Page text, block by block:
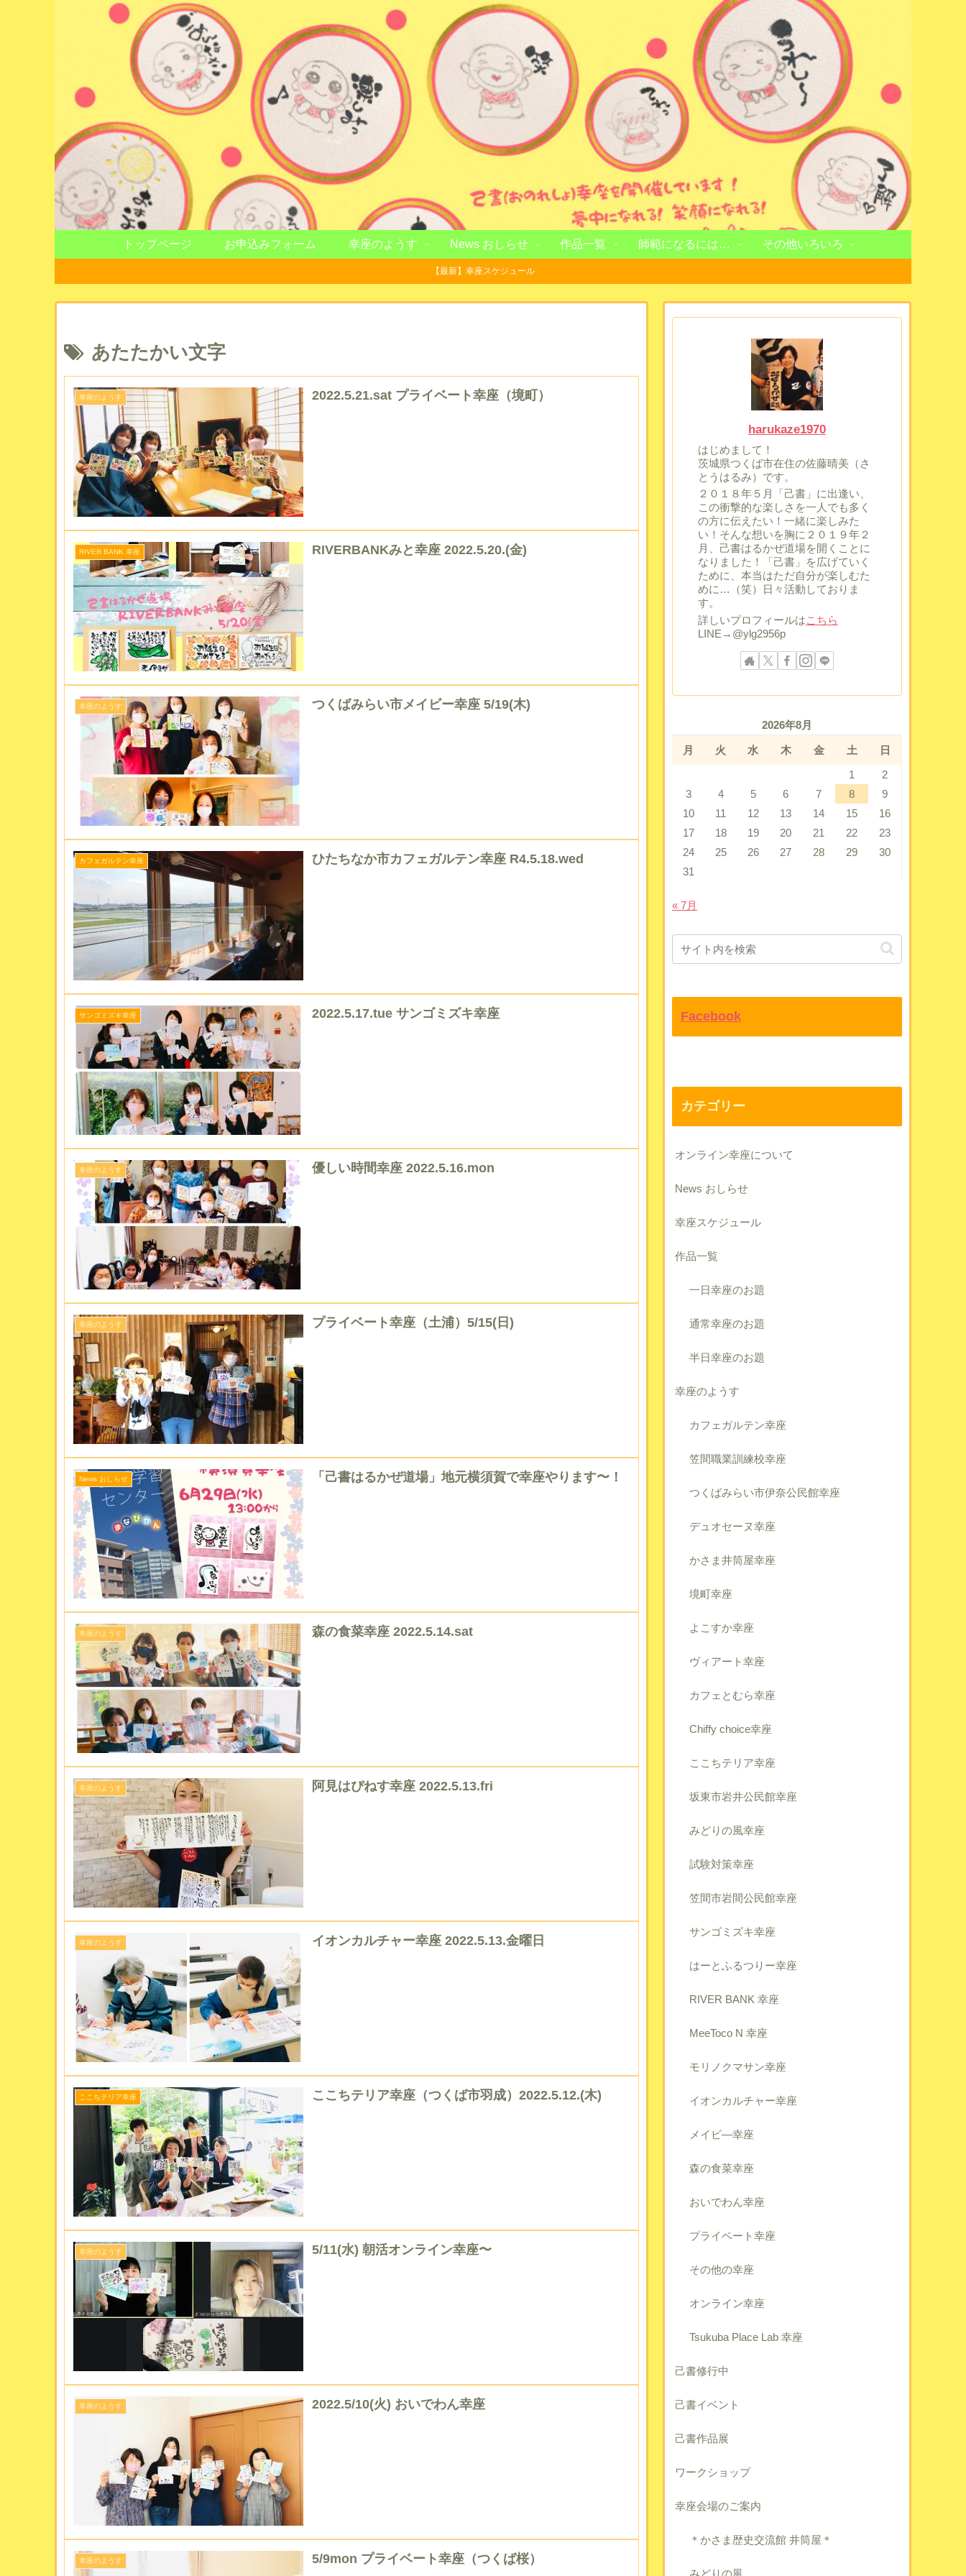
トップページ お申込みフォーム 幸座のようす News おしらせ 作品一覧 師範になるには… その他いろいろ
【最新】幸座スケジュール
あたたかい文字
幸座のようす 2022.5.21.sat プライベート幸座（境町）
RIVER BANK 幸座 RIVERBANKみと幸座 2022.5.20.(金)
幸座のようす つくばみらい市メイビー幸座 5/19(木)
カフェガルテン幸座 ひたちなか市カフェガルテン幸座 R4.5.18.wed
サンゴミズキ幸座 2022.5.17.tue サンゴミズキ幸座
幸座のようす 優しい時間幸座 2022.5.16.mon
幸座のようす プライベート幸座（土浦）5/15(日)
News おしらせ 「己書はるかぜ道場」地元横須賀で幸座やります〜！
幸座のようす 森の食菜幸座 2022.5.14.sat
幸座のようす 阿見はぴねす幸座 2022.5.13.fri
幸座のようす イオンカルチャー幸座 2022.5.13.金曜日
ここちテリア幸座 ここちテリア幸座（つくば市羽成）2022.5.12.(木)
幸座のようす 5/11(水) 朝活オンライン幸座〜
幸座のようす 2022.5/10(火) おいでわん幸座
幸座のようす 5/9mon プライベート幸座（つくば桜）
harukaze1970
はじめまして！
茨城県つくば市在住の佐藤晴美（さ
とうはるみ）です。
２０１８年５月「己書」に出逢い、
この衝撃的な楽しさを一人でも多く
の方に伝えたい！一緒に楽しみた
い！そんな想いを胸に２０１９年２
月、己書はるかぜ道場を開くことに
なりました！「己書」を広げていく
ために、本当はただ自分が楽しむた
めに…（笑）日々活動しておりま
す。
詳しいプロフィールはこちら
LINE→@ylg2956p
2026年8月
月 火 水 木 金 土
日
1
2
3
4 5 6 7 8
9
10
11 12 13 14 15
16
17
18 19 20 21 22
23
24
25 26 27 28 29
30
31
« 7月
Facebook
カテゴリー
オンライン幸座について
News おしらせ
幸座スケジュール
作品一覧
一日幸座のお題
通常幸座のお題
半日幸座のお題
幸座のようす
カフェガルテン幸座
笠間職業訓練校幸座
つくばみらい市伊奈公民館幸座
デュオセーヌ幸座
かさま井筒屋幸座
境町幸座
よこすか幸座
ヴィアート幸座
カフェとむら幸座
Chiffy choice幸座
ここちテリア幸座
坂東市岩井公民館幸座
みどりの風幸座
試験対策幸座
笠間市岩間公民館幸座
サンゴミズキ幸座
はーとふるつりー幸座
RIVER BANK 幸座
MeeToco N 幸座
モリノクマサン幸座
イオンカルチャー幸座
メイビ―幸座
森の食菜幸座
おいでわん幸座
プライベート幸座
その他の幸座
オンライン幸座
Tsukuba Place Lab 幸座
己書修行中
己書イベント
己書作品展
ワークショップ
幸座会場のご案内
＊かさま歴史交流館 井筒屋＊
みどりの風